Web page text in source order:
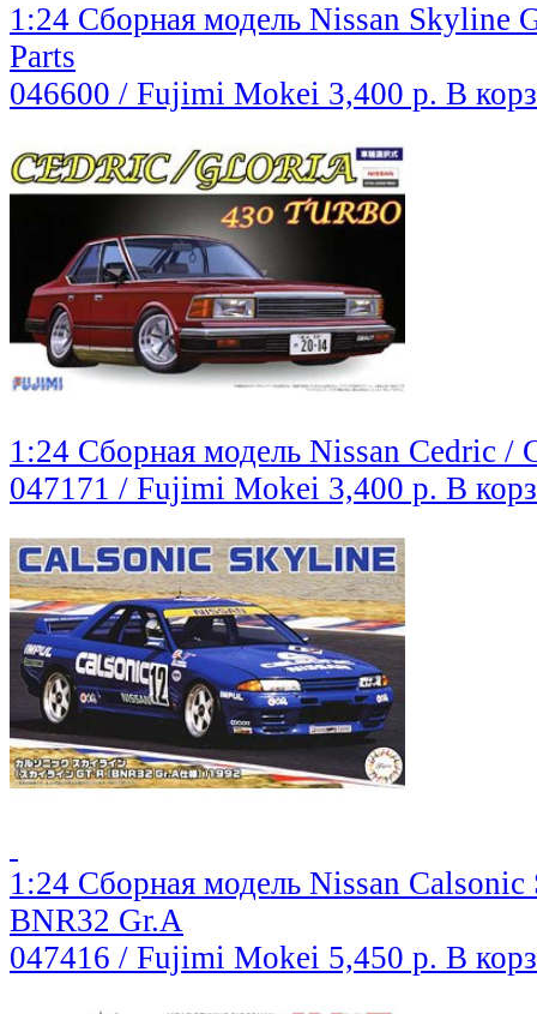
1:24 Сборная модель Nissan Skyline
Parts
046600 / Fujimi Mokei 3,400 р. В
1:24 Сборная модель Nissan Cedric /
047171 / Fujimi Mokei 3,400 р. В
1:24 Сборная модель Nissan
BNR32 Gr.A
047416 / Fujimi Mokei 5,450 р. В